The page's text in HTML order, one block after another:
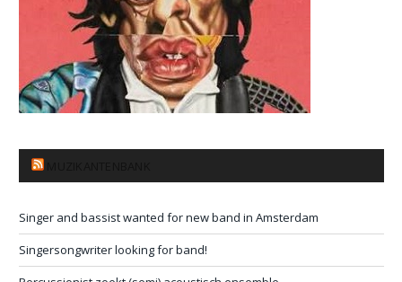
Singer and bassist wanted for new band in Amsterdam
Singersongwriter looking for band!